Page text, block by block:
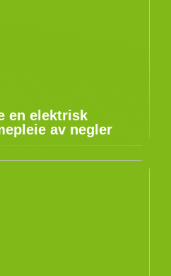
en elektrisk
av negler